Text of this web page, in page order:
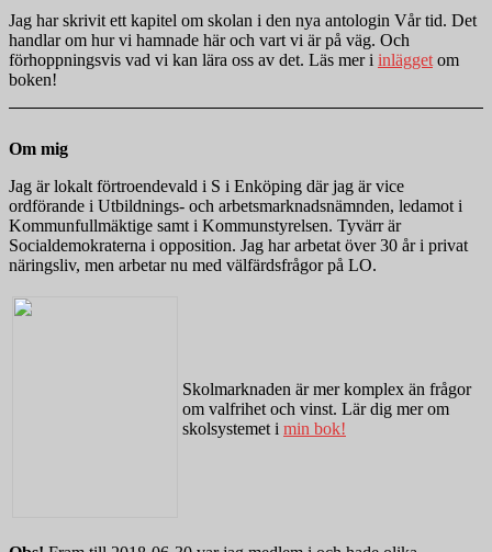
Jag har skrivit ett kapitel om skolan i den nya antologin Vår tid. Det
handlar om hur vi hamnade här och vart vi är på väg. Och
förhoppningsvis vad vi kan lära oss av det. Läs mer i inlägget om
boken!
Om mig
Jag är lokalt förtroendevald i S i Enköping där jag är vice
ordförande i Utbildnings- och arbetsmarknadsnämnden, ledamot i
Kommunfullmäktige samt i Kommunstyrelsen. Tyvärr är
Socialdemokraterna i opposition. Jag har arbetat över 30 år i privat
näringsliv, men arbetar nu med välfärdsfrågor på LO.
Skolmarknaden är mer komplex än frågor
om valfrihet och vinst. Lär dig mer om
skolsystemet i min bok!